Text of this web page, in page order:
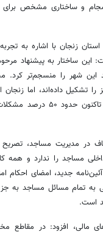
و ساختاری مشخص برای
زنجان با اشاره به
این ساختار به پیشنهاد
شهر را منسجم‌تر کرد.
را تشکیل داده‌اند، اما زنجان
این زمینه بود. با این حال،
در مدیریت مساجد، تصریح
مساجد را ندارد و همه
آئین‌نامه جدید، امضای احکام
تمام مسائل مساجد به جز
است.
مالی، افزود: در مقاطع